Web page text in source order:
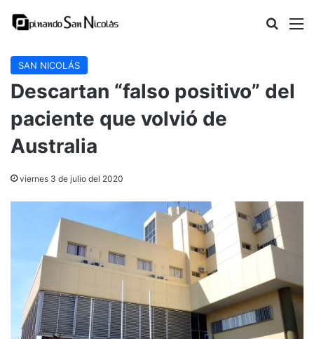
Buscar
SAN NICOLÁS
Descartan “falso positivo” del
paciente que volvió de
Australia
viernes 3 de julio del 2020